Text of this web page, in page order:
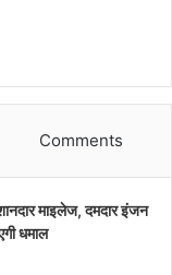
Comments
माइलेज, दमदार इंजन
धमाल